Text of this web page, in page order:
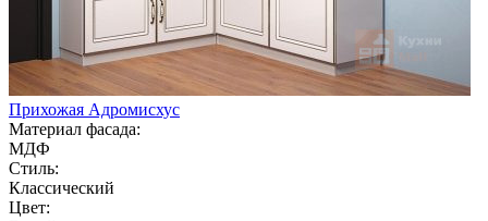
Прихожая Адромисхус
Материал фасада:
МДФ
Стиль:
Классический
Цвет: